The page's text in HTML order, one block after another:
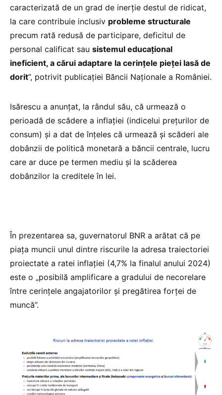
caracterizată de un grad de inerție destul de ridicat,
la care contribuie inclusiv probleme structurale
precum rată redusă de participare, deficitul de
personal calificat sau sistemul educațional
ineficient, a cărui adaptare la cerințele pieței lasă de
dorit”, potrivit publicației Băncii Naționale a României.
Isărescu a anunțat, la rândul său, că urmează o
perioadă de scădere a inflației (indicelui prețurilor de
consum) și a dat de înțeles că urmează și scăderi ale
dobânzii de politică monetară a băncii centrale, lucru
care ar duce pe termen mediu și la scăderea
dobânzilor la creditele în lei.
În prezentarea sa, guvernatorul BNR a arătat că pe
piața muncii unul dintre riscurile la adresa traiectoriei
proiectate a ratei inflației (4,7% la finalul anului 2024)
este o „posibilă amplificare a gradului de necorelare
între cerințele angajatorilor și pregătirea forței de
muncă”.